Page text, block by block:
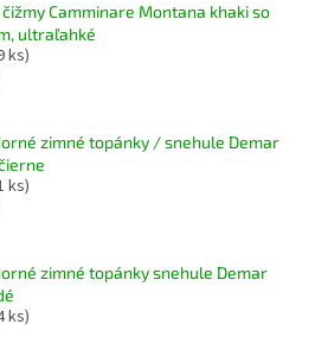
Camminare Montana khaki so
ultraľahké
ks)
zimné topánky / snehule Demar
ks)
zimné topánky snehule Demar
ks)